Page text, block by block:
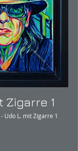
Zigarre 1
Udo L. mit Zigarre 1